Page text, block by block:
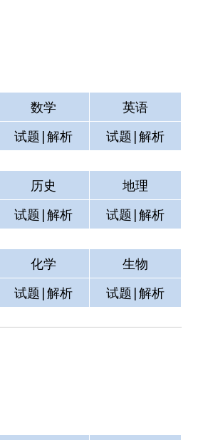
数学
英语
试题|解析 试题|解析
历史
地理
试题|解析 试题|解析
化学
生物
试题|解析 试题|解析